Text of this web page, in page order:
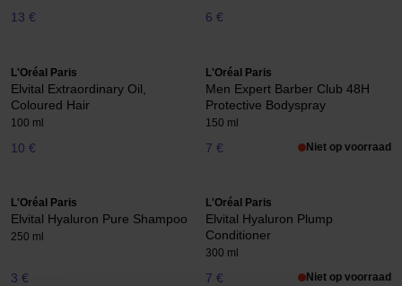
13 € 6 €
L'Oréal Paris
Elvital Extraordinary Oil,
Coloured Hair
100 ml
10 €
L'Oréal Paris
Men Expert Barber Club 48H
Protective Bodyspray
150 ml
7 € Niet op voorraad
L'Oréal Paris
Elvital Hyaluron Pure Shampoo
250 ml
3 €
L'Oréal Paris
Elvital Hyaluron Plump
Conditioner
300 ml
7 € Niet op voorraad